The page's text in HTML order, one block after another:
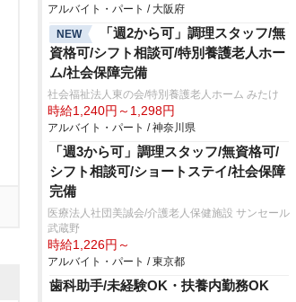
アルバイト・パート / 大阪府
NEW
「週2から可」調理スタッフ/無
資格可/シフト相談可/特別養護老人ホー
ム/社会保障完備
社会福祉法人東の会/特別養護老人ホーム みたけ
時給1,240円～1,298円
アルバイト・パート / 神奈川県
「週3から可」調理スタッフ/無資格可/
シフト相談可/ショートステイ/社会保障
完備
医療法人社団美誠会/介護老人保健施設 サンセール
武蔵野
時給1,226円～
アルバイト・パート / 東京都
歯科助手/未経験OK・扶養内勤務OK